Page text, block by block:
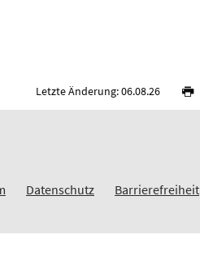
Letzte Änderung: 06.08.26
Datenschutz Barrierefreiheit